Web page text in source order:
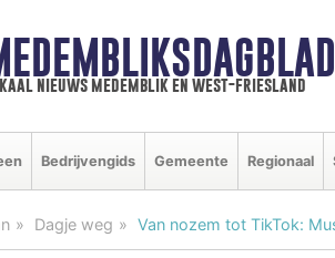
nieuws medemblik en west-friesland
Bedrijvengids Gemeente Regionaal
Dagje weg Van nozem tot TikTok: